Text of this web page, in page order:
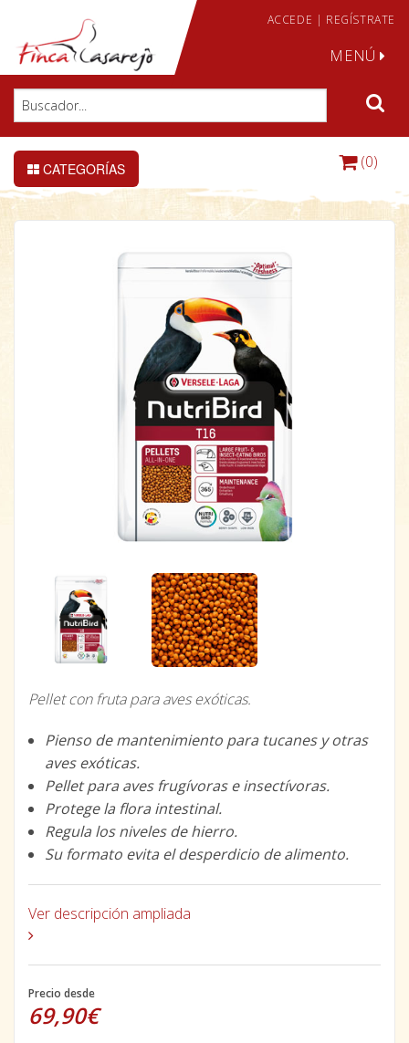
ACCEDE | REGÍSTRATE
MENÚ
CATEGORÍAS (0)
Pellet con fruta para aves exóticas.
Pienso de mantenimiento para tucanes y otras
aves exóticas.
Pellet para aves frugívoras e insectívoras.
Protege la flora intestinal.
Regula los niveles de hierro.
Su formato evita el desperdicio de alimento.
Ver descripción ampliada
Precio desde
69,90€